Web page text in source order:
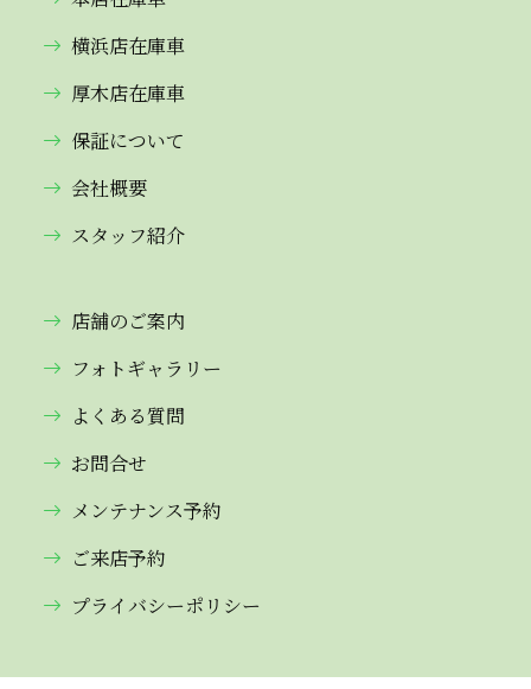
横浜店在庫車
厚木店在庫車
保証について
会社概要
スタッフ紹介
店舗のご案内
フォトギャラリー
よくある質問
お問合せ
メンテナンス予約
ご来店予約
プライバシーポリシー